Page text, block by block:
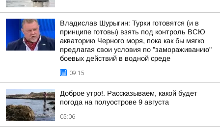
Владислав Шурыгин: Турки готовятся (и в
принципе готовы) взять под контроль ВСЮ
акваторию Черного моря, пока как бы мягко
предлагая свои условия по "замораживанию"
боевых действий в водной среде
09:15
Доброе утро!. Рассказываем, какой будет
погода на полуострове 9 августа
05:06